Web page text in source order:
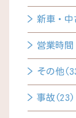
新車・
営業時
その他
事故(23)